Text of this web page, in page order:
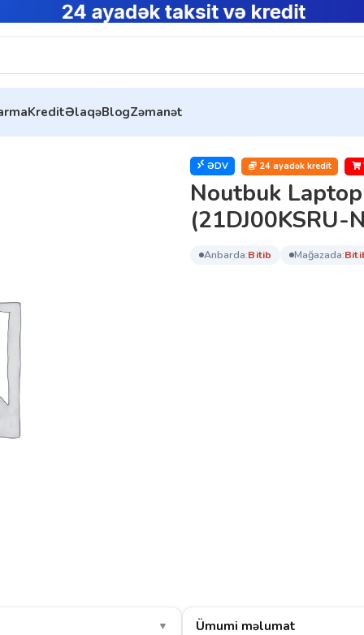
KreditƏlaqəBlogZəmanət
ƏDV 24 ayadək kredit
Noutbuk
(21DJ00KSRU-
anbarda: bi̇ti̇b mağazada:
▼ Ümumi məlumat